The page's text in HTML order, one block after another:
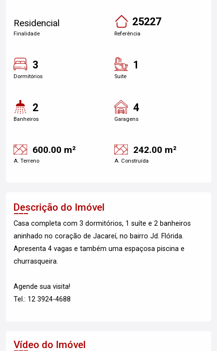
Residencial
Finalidade
25227
Referência
3
Dormitórios
1
Suite
2
Banheiros
4
Garagens
600.00 m²
A. Terreno
242.00 m²
A. Construída
Descrição do Imóvel
Casa completa com 3 dormitórios, 1 suíte e 2 banheiros
aninhado no coração de Jacareí, no bairro Jd. Flórida.
Apresenta 4 vagas e também uma espaçosa piscina e
churrasqueira.
Agende sua visita!
Tel.: 12 3924-4688
Vídeo do Imóvel